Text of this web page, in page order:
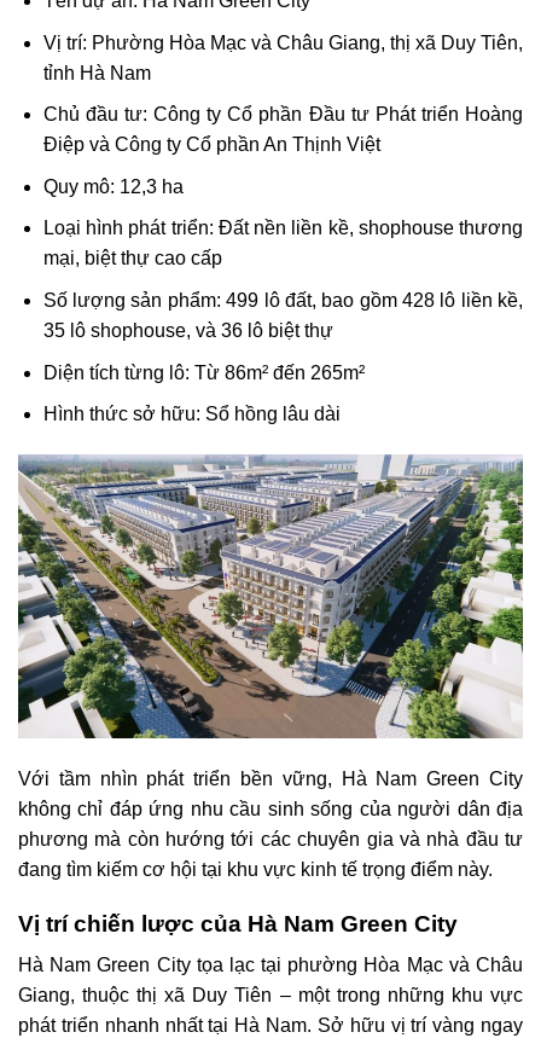
Vị trí: Phường Hòa Mạc và Châu Giang, thị xã Duy Tiên,
tỉnh Hà Nam
Chủ đầu tư: Công ty Cổ phần Đầu tư Phát triển Hoàng
Điệp và Công ty Cổ phần An Thịnh Việt
Quy mô: 12,3 ha
Loại hình phát triển: Đất nền liền kề, shophouse thương
mại, biệt thự cao cấp
Số lượng sản phẩm: 499 lô đất, bao gồm 428 lô liền kề,
35 lô shophouse, và 36 lô biệt thự
Diện tích từng lô: Từ 86m² đến 265m²
Hình thức sở hữu: Sổ hồng lâu dài
Với tầm nhìn phát triển bền vững, Hà Nam Green City
không chỉ đáp ứng nhu cầu sinh sống của người dân địa
phương mà còn hướng tới các chuyên gia và nhà đầu tư
đang tìm kiếm cơ hội tại khu vực kinh tế trọng điểm này.
Vị trí chiến lược của Hà Nam Green City
Hà Nam Green City tọa lạc tại phường Hòa Mạc và Châu
Giang, thuộc thị xã Duy Tiên – một trong những khu vực
phát triển nhanh nhất tại Hà Nam. Sở hữu vị trí vàng ngay